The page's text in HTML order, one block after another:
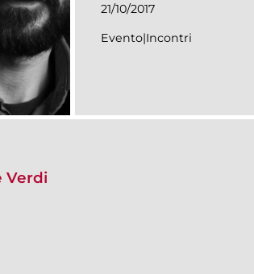
21/10/2017
Evento|Incontri
Verdi